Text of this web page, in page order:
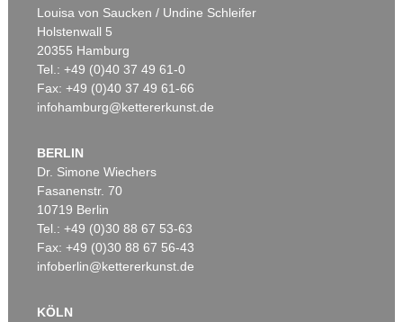
DAVID HOCKNEY
Hotel Acatlan two weeks later
Ergebnis:€ 42.700
Louisa von Saucken / Undine Schleifer
Holstenwall 5
20355 Hamburg
Tel.: +49 (0)40 37 49 61-0
Fax: +49 (0)40 37 49 61-66
infohamburg@kettererkunst.de
BERLIN
Dr. Simone Wiechers
Fasanenstr. 70
10719 Berlin
Tel.: +49 (0)30 88 67 53-63
Fax: +49 (0)30 88 67 56-43
infoberlin@kettererkunst.de
KÖLN